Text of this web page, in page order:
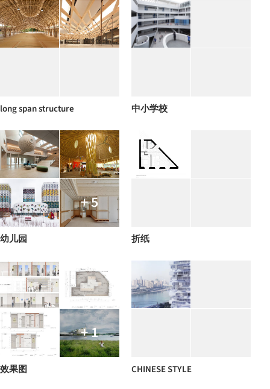
long span structure 中小学校
+ 5
幼儿园 折纸
+ 1
效果图 CHINESE STYLE